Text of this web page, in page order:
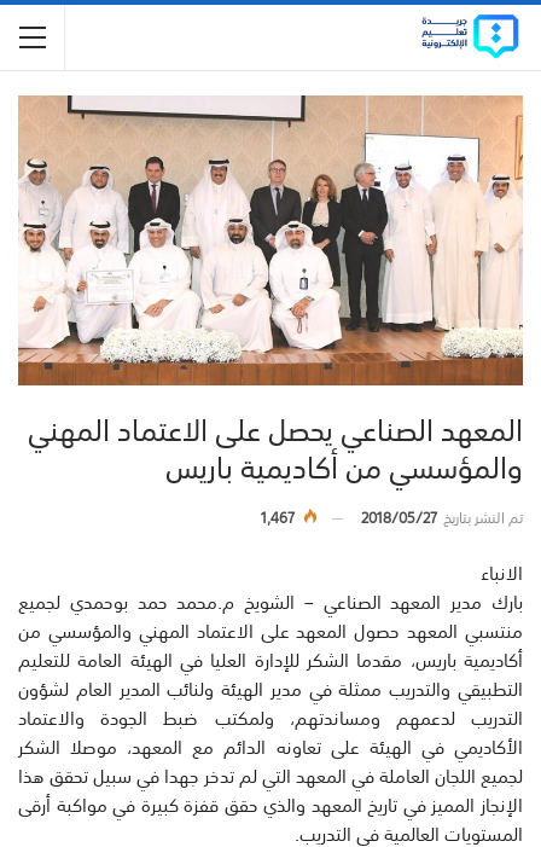
المعهد الصناعي يحصل على الاعتماد المهني
والمؤسسي من أكاديمية باريس
تم النشر بتاريخ2018/05/27
1,467
الانباء
بارك مدير المعهد الصناعي – الشويخ م.محمد حمد بوحمدي لجميع
منتسبي المعهد حصول المعهد على الاعتماد المهني والمؤسسي من
أكاديمية باريس، مقدما الشكر للإدارة العليا في الهيئة العامة للتعليم
التطبيقي والتدريب ممثلة في مدير الهيئة ولنائب المدير العام لشؤون
التدريب لدعمهم ومساندتهم، ولمكتب ضبط الجودة والاعتماد
الأكاديمي في الهيئة على تعاونه الدائم مع المعهد، موصلا الشكر
لجميع اللجان العاملة في المعهد التي لم تدخر جهدا في سبيل تحقق هذا
الإنجاز المميز في تاريخ المعهد والذي حقق قفزة كبيرة في مواكبة أرقى
المستويات العالمية في التدريب.